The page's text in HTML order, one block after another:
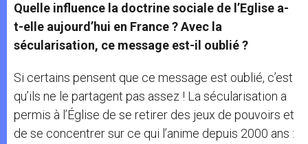
Quelle influence la doctrine sociale de l’Eglise a-
t-elle aujourd’hui en France ? Avec la
sécularisation, ce message est-il oublié ?
Si certains pensent que ce message est oublié, c’est
qu’ils ne le partagent pas assez ! La sécularisation a
permis à l’Église de se retirer des jeux de pouvoirs et
de se concentrer sur ce qui l’anime depuis 2000 ans :